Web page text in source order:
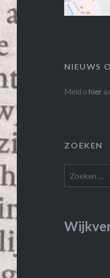
NIEUWS
Meld uhier
ZOEKEN
naar: